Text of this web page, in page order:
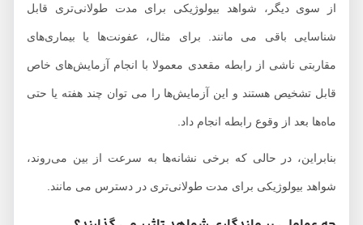
از سوی دیگر، شواهد بیولوژیکی برای مدت طولانی‌تری قابل
شناسایی باقی می مانند. برای مثال، عفونت‌ها یا بیماری‌های
مقاربتی ناشی از رابطه مقعدی معمولا با انجام آزمایش‌های خاص
قابل تشخیص هستند و این آزمایش‌ها را می توان چند هفته یا حتی
ماه‌ها بعد از وقوع رابطه انجام داد.
بنابراین، در حالی که برخی نشانه‌ها به سرعت از بین می‌روند،
شواهد بیولوژیکی برای مدت طولانی‌تری در دسترس می مانند.